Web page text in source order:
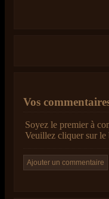
Vos
Soyez le premier à
Veuillez cliquer sur